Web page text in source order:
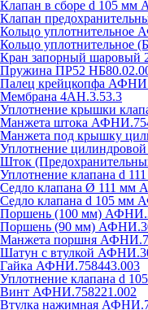
Клапан в сборе d 105 мм
Клапан
Кольцо уплотнительное
Кольцо уплотнительное
Кран запорный шаровый
Пружина ПР52
Палец крейцкопфа
Мембрана 4АН.3.53.3
Уплотнение крышки
Манжета штока
Манжета под крышку
Уплотнение
Шток
Уплотнение клапана d
Седло клапана Ø 111 мм
Седло клапана d 105 мм
Поршень (100 мм)
Поршень (90 мм)
Манжета поршня
Шатун с втулкой
Гайка АФНИ.758443.003
Уплотнение клапана d
Винт АФНИ.758221.002
Втулка нажимная